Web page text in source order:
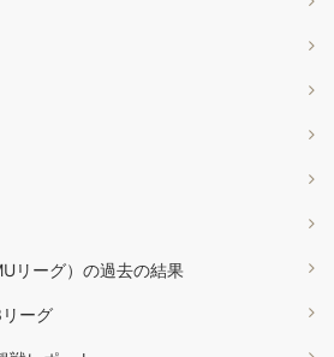
リーグ）の過去の結果
ーグ